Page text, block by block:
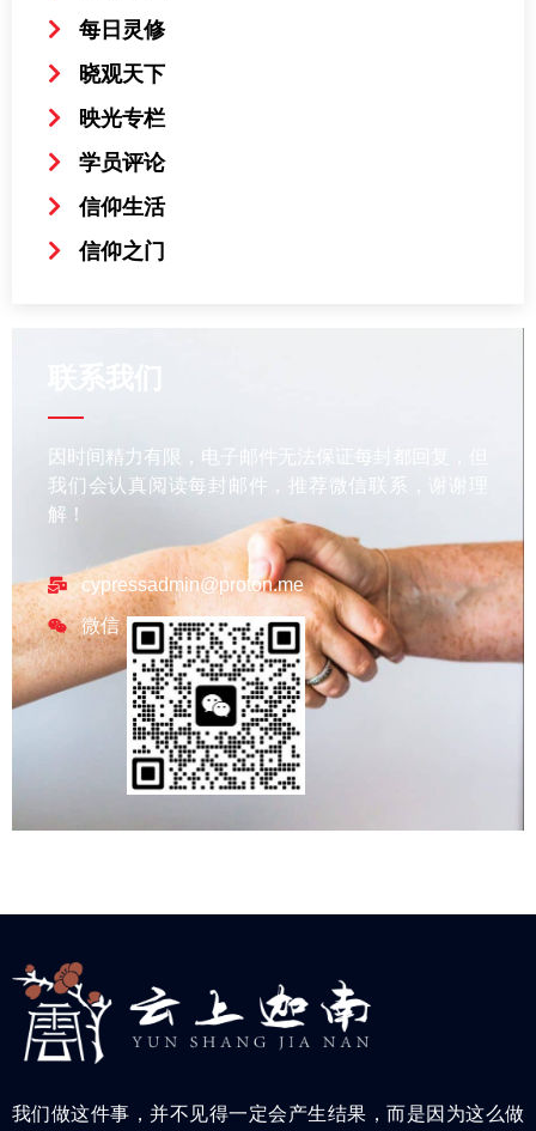
每日灵修
晓观天下
映光专栏
学员评论
信仰生活
信仰之门
因时间精力有限，电子邮件无法保证每封都回复，但
我们会认真阅读每封邮件，推荐微信联系，谢谢理
解！
cypressadmin@proton.me
微信
我们做这件事，并不见得一定会产生结果，而是因为这么做